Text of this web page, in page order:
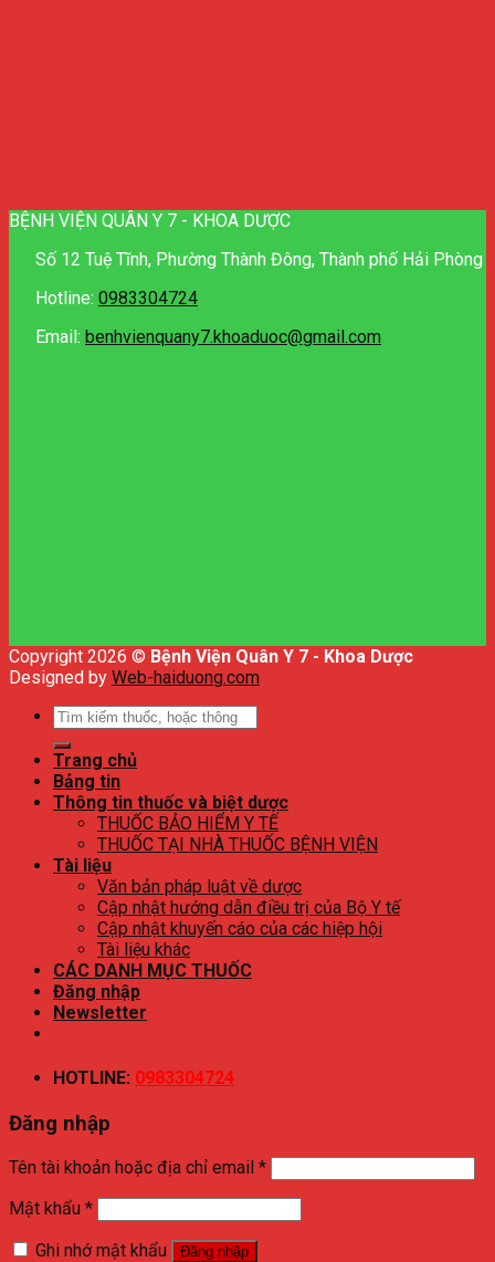
BỆNH VIỆN QUÂN Y 7 - KHOA DƯỢC
Số 12 Tuệ Tĩnh, Phường Thành Đông, Thành phố Hải Phòng
Hotline: 0983304724
Email: benhvienquany7.khoaduoc@gmail.com
Copyright 2026 © Bệnh Viện Quân Y 7 - Khoa Dược
Designed by Web-haiduong.com
Tìm
kiếm:
Trang chủ
Bảng tin
Thông tin thuốc và biệt dược
THUỐC BẢO HIỂM Y TẾ
THUỐC TẠI NHÀ THUỐC BỆNH VIỆN
Tài liệu
Văn bản pháp luật về dược
Cập nhật hướng dẫn điều trị của Bộ Y tế
Cập nhật khuyến cáo của các hiệp hội
Tài liệu khác
CÁC DANH MỤC THUỐC
Đăng nhập
Newsletter
HOTLINE: 0983304724
Đăng nhập
Tên tài khoản hoặc địa chỉ email *
Mật khẩu *
Ghi nhớ mật khẩu
Đăng nhập